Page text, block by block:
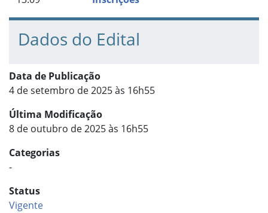
Dados do Edital
Data de Publicação
4 de setembro de 2025 às 16h55
Última Modificação
8 de outubro de 2025 às 16h55
Categorias
-
Status
Vigente